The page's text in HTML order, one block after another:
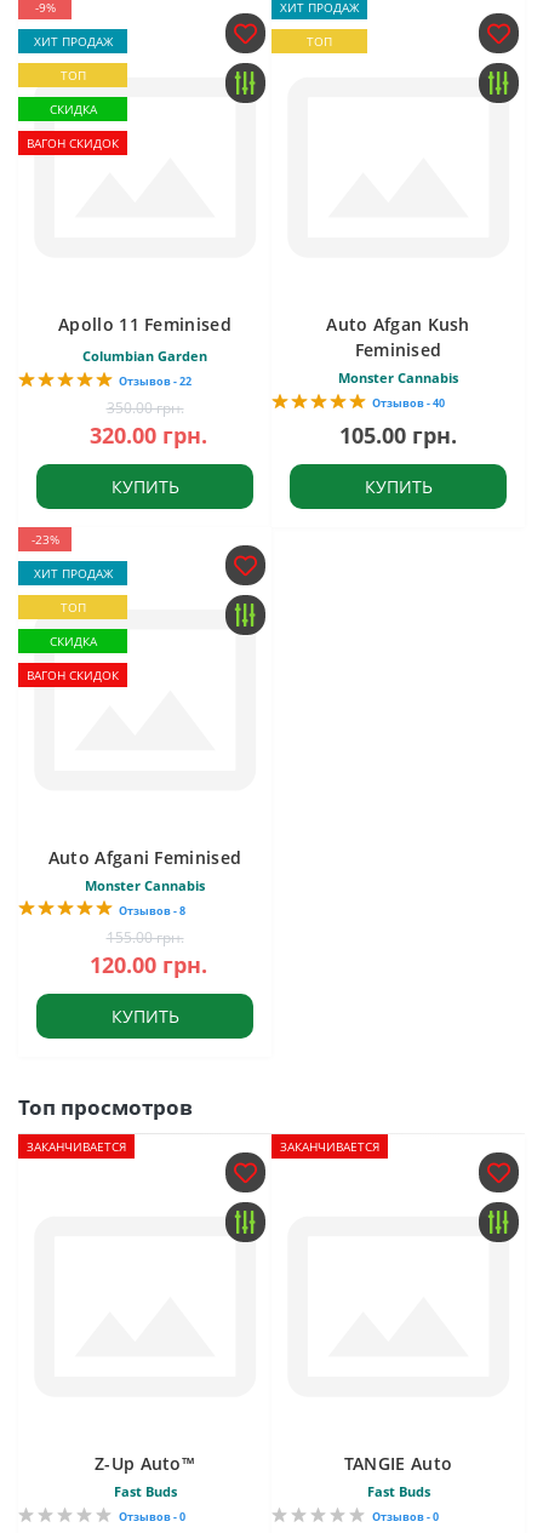
-9%
ХИТ ПРОДАЖ
ТОП
СКИДКА
ВАГОН СКИДОК
Apollo 11 Feminised
Columbian Garden
Отзывов - 22
350.00 грн.
320.00 грн.
КУПИТЬ
ХИТ ПРОДАЖ
ТОП
Auto Afgan Kush
Feminised
Monster Cannabis
Отзывов - 40
105.00 грн.
КУПИТЬ
-23%
ХИТ ПРОДАЖ
ТОП
СКИДКА
ВАГОН СКИДОК
Auto Afgani Feminised
Monster Cannabis
Отзывов - 8
155.00 грн.
120.00 грн.
КУПИТЬ
Топ просмотров
ЗАКАНЧИВАЕТСЯ
Z-Up Auto™
Fast Buds
Отзывов - 0
ЗАКАНЧИВАЕТСЯ
TANGIE Auto
Fast Buds
Отзывов - 0